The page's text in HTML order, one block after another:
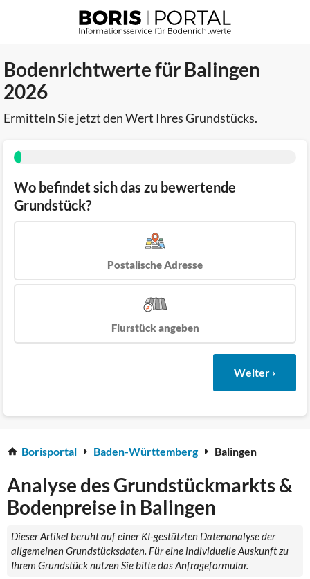
Bodenrichtwerte für Balingen
2026
Ermitteln Sie jetzt den Wert Ihres Grundstücks.
Wo befindet sich das zu bewertende
Grundstück?
Postalische Adresse
Flurstück angeben
Weiter ›
Borisportal Baden-Württemberg Balingen
Analyse des Grundstückmarkts &
Bodenpreise in Balingen
Dieser Artikel beruht auf einer KI-gestützten Datenanalyse der
allgemeinen Grundstücksdaten. Für eine individuelle Auskunft zu
Ihrem Grundstück nutzen Sie bitte das Anfrageformular.